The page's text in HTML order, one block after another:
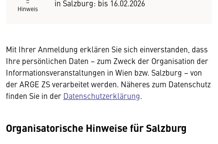
Hinweis
in Salzburg: bis 16.02.2026
Mit Ihrer Anmeldung erklären Sie sich einverstanden, dass
Ihre persönlichen Daten – zum Zweck der Organisation der
Informationsveranstaltungen in Wien bzw. Salzburg – von
der ARGE ZS verarbeitet werden. Näheres zum Datenschutz
finden Sie in der Datenschutzerklärung.
Organisatorische Hinweise für Salzburg